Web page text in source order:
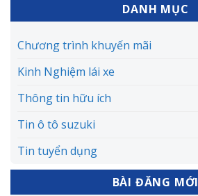
DANH MỤC
Chương trình khuyến mãi
Kinh Nghiệm lái xe
Thông tin hữu ích
Tin ô tô suzuki
Tin tuyển dụng
BÀI ĐĂNG MỚI